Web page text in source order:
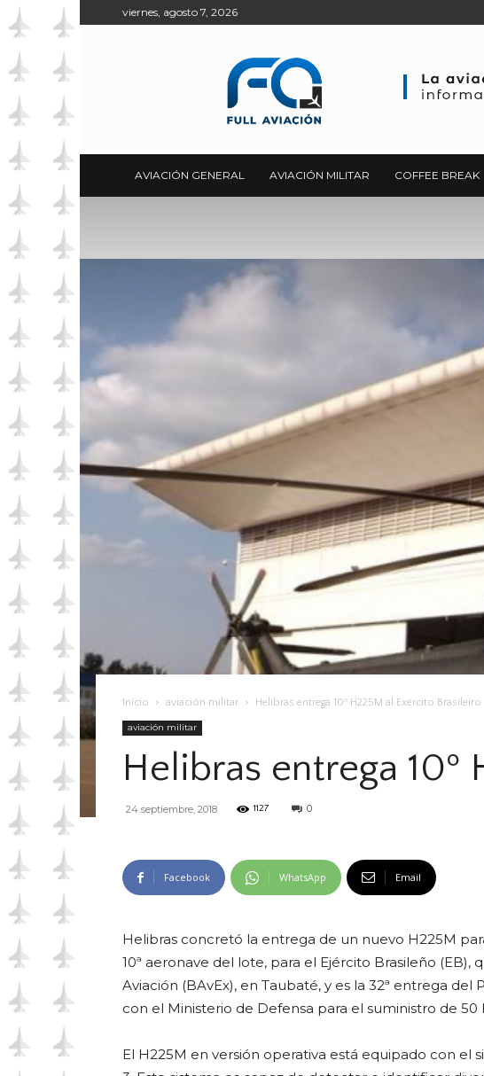
viernes, agosto 7, 2026
AVIACIÓN GENERAL AVIACIÓN MILITAR COFFEE BREAK
Inicio aviación militar Helibras entrega 10º H225M al Exército Brasileiro
aviación militar
Helibras entrega 10º
24 septiembre, 2018 1127 0
Facebook WhatsApp Email
Helibras concretó la entrega de un nuevo H225M
10ª aeronave del lote, para el Ejército Brasileño (EB),
Aviación (BAvEx), en Taubaté, y es la 32ª entrega
con el Ministerio de Defensa para el suministro de
El H225M en versión operativa está equipado con el